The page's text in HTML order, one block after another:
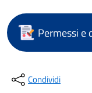
Permessi e
Condividi